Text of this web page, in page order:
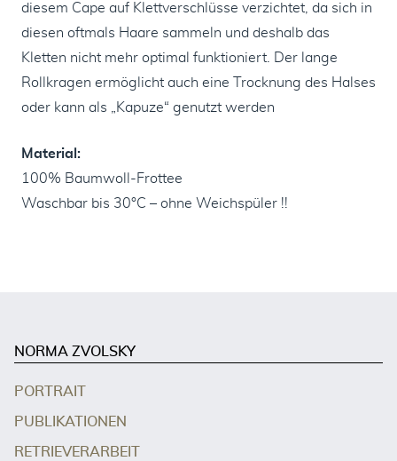
diesem Cape auf Klettverschlüsse verzichtet, da sich in
diesen oftmals Haare sammeln und deshalb das
Kletten nicht mehr optimal funktioniert. Der lange
Rollkragen ermöglicht auch eine Trocknung des Halses
oder kann als „Kapuze“ genutzt werden
Material:
100% Baumwoll-Frottee
Waschbar bis 30°C – ohne Weichspüler !!
NORMA ZVOLSKY
PORTRAIT
PUBLIKATIONEN
RETRIEVERARBEIT